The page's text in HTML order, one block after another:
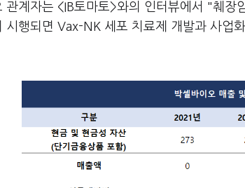
관계자는 <IB토마토>와의 인터뷰에서 "췌
시행되면 Vax-NK 세포 치료제 개발과 사업